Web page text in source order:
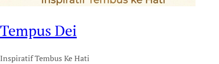
Tempus Dei
Inspiratif Tembus Ke Hati